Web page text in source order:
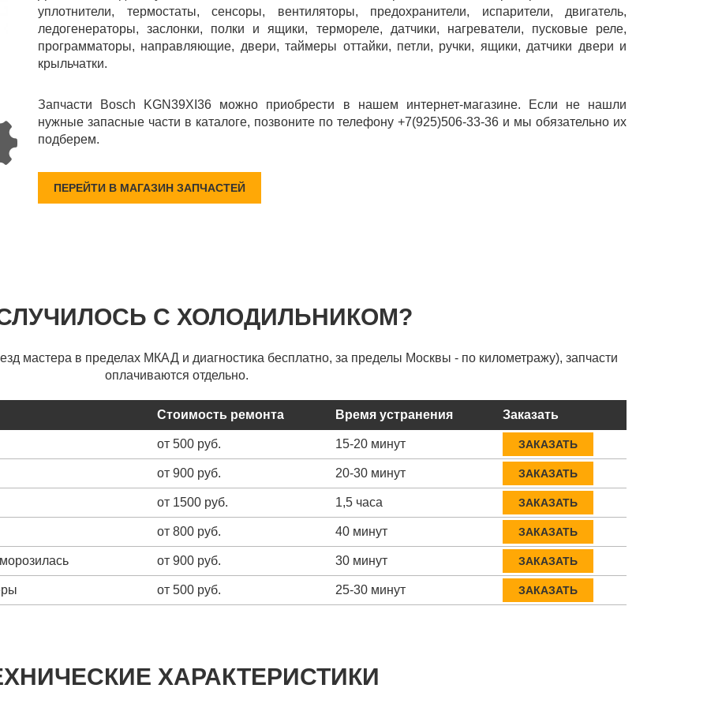
уплотнители, термостаты, сенсоры, вентиляторы, предохранители, испарители, двигатель,
ледогенераторы, заслонки, полки и ящики, термореле, датчики, нагреватели, пусковые реле,
программаторы, направляющие, двери, таймеры оттайки, петли, ручки, ящики, датчики двери и
крыльчатки.
Запчасти Bosch KGN39XI36 можно приобрести в нашем интернет-магазине. Если не нашли
нужные запасные части в каталоге, позвоните по телефону +7(925)506-33-36 и мы обязательно их
подберем.
ПЕРЕЙТИ В МАГАЗИН ЗАПЧАСТЕЙ
С ХОЛОДИЛЬНИКОМ?
мастера в пределах МКАД и диагностика бесплатно, за пределы Москвы - по километражу), запчасти
оплачиваются отдельно.
Стоимость ремонта Время устранения Заказать
от 500 руб. 15-20 минут ЗАКАЗАТЬ
от 900 руб. 20-30 минут ЗАКАЗАТЬ
от 1500 руб. 1,5 часа ЗАКАЗАТЬ
от 800 руб. 40 минут ЗАКАЗАТЬ
от 900 руб. 30 минут ЗАКАЗАТЬ
от 500 руб. 25-30 минут ЗАКАЗАТЬ
ХАРАКТЕРИСТИКИ